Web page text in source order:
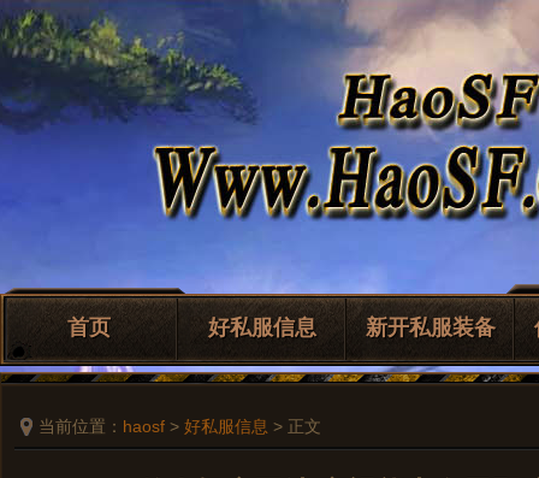
首页 好私服信息 新开私服装备
当前位置： haosf > 好私服信息 > 正文